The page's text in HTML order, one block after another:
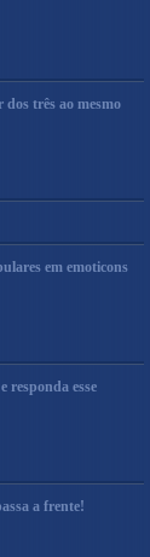
dos três ao mesmo
em emoticons
responda esse
a frente!